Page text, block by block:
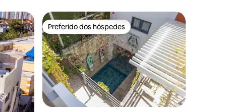
Preferido dos hóspedes
Preferido dos hóspedes